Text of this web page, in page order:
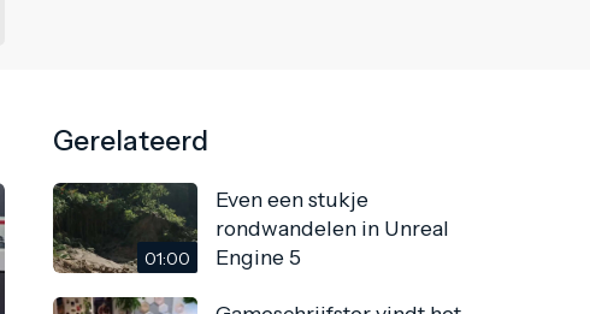
Gerelateerd
01:00
Even een stukje
rondwandelen in Unreal
Engine 5